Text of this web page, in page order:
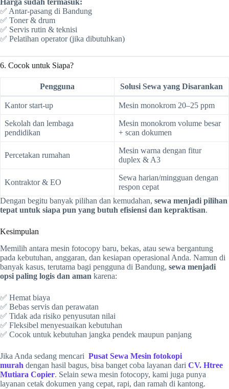
✅ Antar-pasang di Bandung
✅ Toner & drum
✅ Servis rutin & teknisi
✅ Pelatihan operator (jika dibutuhkan)
6. Cocok untuk Siapa?
Pengguna Solusi Sewa yang Disarankan
Kantor start-up Mesin monokrom 20–25 ppm
Sekolah dan lembaga
pendidikan
Mesin monokrom volume besar
+ scan dokumen
Percetakan rumahan
Mesin warna dengan fitur
duplex & A3
Kontraktor & EO
Sewa harian/mingguan dengan
respon cepat
Dengan begitu banyak pilihan dan kemudahan, sewa menjadi pilihan
tepat untuk siapa pun yang butuh efisiensi dan kepraktisan.
Kesimpulan
Memilih antara mesin fotocopy baru, bekas, atau sewa bergantung
pada kebutuhan, anggaran, dan kesiapan operasional Anda. Namun di
banyak kasus, terutama bagi pengguna di Bandung, sewa menjadi
opsi paling logis dan aman karena:
✅ Hemat biaya
✅ Bebas servis dan perawatan
✅ Tidak ada risiko penyusutan nilai
✅ Fleksibel menyesuaikan kebutuhan
✅ Cocok untuk kebutuhan jangka pendek maupun panjang
Jika Anda sedang mencari Pusat Sewa Mesin fotokopi
murah dengan hasil bagus, bisa banget coba layanan dari CV. Htree
Mutiara Copier. Selain sewa mesin fotocopy, kami juga punya
layanan cetak dokumen yang cepat, rapi, dan ramah di kantong.